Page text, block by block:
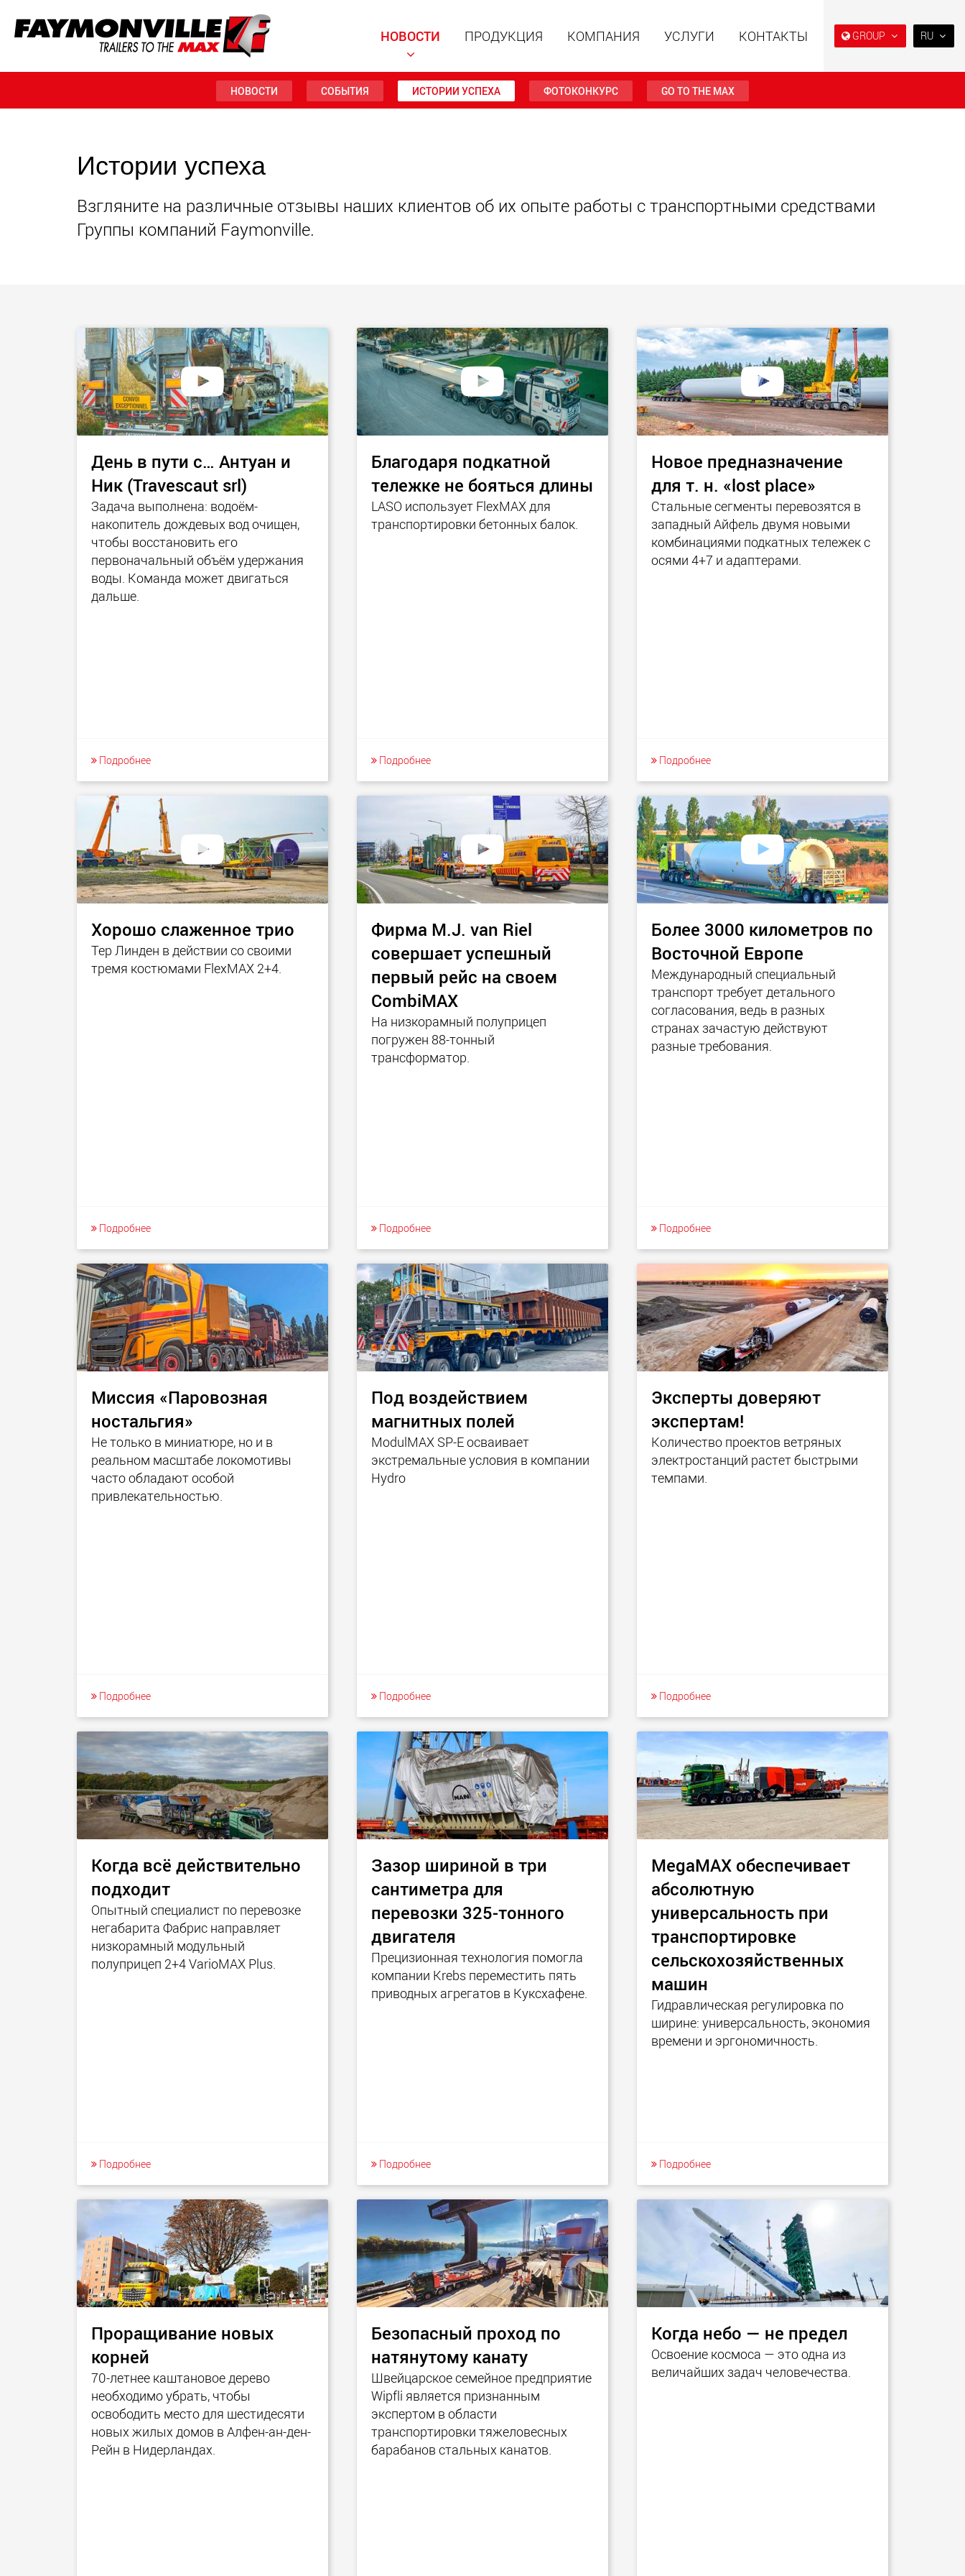
GROUP
Электрические
транспортные средства
для лёгких грузовых
классов в США
www.morello.us.com
SPMT и промышленные
транспортные средства
для грузов до 25 000 т и
более
www.cometto.com
RU
НОВОСТИ ПРОДУКЦИЯ КОМПАНИЯ УСЛУГИ КОНТАКТЫ
НОВОСТИ СОБЫТИЯ ИСТОРИИ УСПЕХА ФОТОКОНКУРС GO TO THE MAX
Истории успеха
Взгляните на различные отзывы наших клиентов об их опыте работы с транспортными средствами
Группы компаний Faymonville.
День в пути с… Антуан и
Ник (Travescaut srl)
Задача выполнена: водоём-
накопитель дождевых вод очищен,
чтобы восстановить его
первоначальный объём удержания
воды. Команда может двигаться
дальше.
Подробнее
Благодаря подкатной
тележке не бояться длины
LASO использует FlexMAX для
транспортировки бетонных балок.
Подробнее
Новое предназначение
для т. н. «lost place»
Стальные сегменты перевозятся в
западный Айфель двумя новыми
комбинациями подкатных тележек с
осями 4+7 и адаптерами.
Подробнее
Хорошо слаженное трио
Тер Линден в действии со своими
тремя костюмами FlexMAX 2+4.
Подробнее
Фирма M.J. van Riel
совершает успешный
первый рейс на своем
CombiMAX
На низкорамный полуприцеп
погружен 88-тонный
трансформатор.
Подробнее
Более 3000 километров по
Восточной Европе
Международный специальный
транспорт требует детального
согласования, ведь в разных
странах зачастую действуют
разные требования.
Подробнее
Миссия «Паровозная
ностальгия»
Не только в миниатюре, но и в
реальном масштабе локомотивы
часто обладают особой
привлекательностью.
Подробнее
Под воздействием
магнитных полей
ModulMAX SP-E осваивает
экстремальные условия в компании
Hydro
Подробнее
Эксперты доверяют
экспертам!
Количество проектов ветряных
электростанций растет быстрыми
темпами.
Подробнее
Когда всё действительно
подходит
Опытный специалист по перевозке
негабарита Фабрис направляет
низкорамный модульный
полуприцеп 2+4 VarioMAX Plus.
Подробнее
Зазор шириной в три
сантиметра для
перевозки 325-тонного
двигателя
Прецизионная технология помогла
компании Krebs переместить пять
приводных агрегатов в Куксхафене.
Подробнее
MegaMAX обеспечивает
абсолютную
универсальность при
транспортировке
сельскохозяйственных
машин
Гидравлическая регулировка по
ширине: универсальность, экономия
времени и эргономичность.
Подробнее
Проращивание новых
корней
70-летнее каштановое дерево
необходимо убрать, чтобы
освободить место для шестидесяти
новых жилых домов в Алфен-ан-ден-
Рейн в Нидерландах.
Безопасный проход по
натянутому канату
Швейцарское семейное предприятие
Wipfli является признанным
экспертом в области
транспортировки тяжеловесных
барабанов стальных канатов.
Когда небо — не предел
Освоение космоса — это одна из
величайших задач человечества.